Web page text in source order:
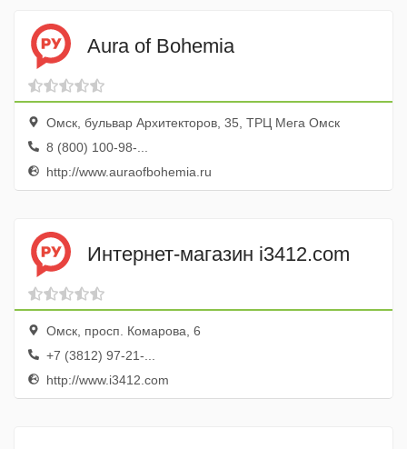
Aura of Bohemia
Омск, бульвар Архитекторов, 35, ТРЦ Мега Омск
8 (800) 100-98-...
http://www.auraofbohemia.ru
Интернет-магазин i3412.com
Омск, просп. Комарова, 6
+7 (3812) 97-21-...
http://www.i3412.com